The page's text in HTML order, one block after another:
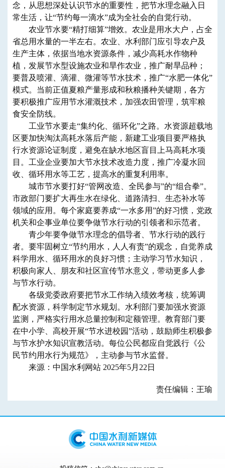
念，从思想深处认识节水的重要性，把节水理念融入日
常生活，让“节约每一滴水”成为全社会的自觉行动。
农业节水要“精打细算”增效。农业是用水大户，占全
省总用水量的一半左右。农业、水利部门应引导农户及
生产主体，依据当地水资源条件，减少高耗水作物种
植，发展节水型设施农业和旱作农业，推广耐旱品种；
要普及喷灌、滴灌、微灌等节水技术，推广“水肥一体化”
模式。当前正值夏粮产量形成和秋粮播种关键期，各方
要积极推广应用节水灌溉技术，加强农田管理，筑牢粮
食安全防线。
工业节水要走“集约化、循环化”之路。水资源超载地
区要加快淘汰高耗水落后产能，新建工业项目要严格执
行水资源论证制度，避免在缺水地区盲目上马高耗水项
目。工业企业要加大节水技术改造力度，推广冷凝水回
收、循环用水等工艺，提高水的重复利用率。
城市节水要打好“管网改造、全民参与”的“组合拳”。
市政部门要扩大再生水在绿化、道路清扫、生态补水等
领域的应用。每个家庭要养成“一水多用”的好习惯，党政
机关和企事业单位要争做节水行动的引领者和示范者。
青少年要争做节水理念的倡导者、节水行动的践行
者。要牢固树立“节约用水，人人有责”的观念，自觉养成
科学用水、循环用水的良好习惯；主动学习节水知识，
积极向家人、朋友和社区宣传节水意义，带动更多人参
与节水行动。
各级党委政府要把节水工作纳入绩效考核，统筹调
配水资源，科学制定节水规划。水利部门要加强水资源
监测，严格实行用水总量控制和定额管理。教育部门要
在中小学、高校开展“节水进校园”活动，鼓励师生积极参
与节水护水知识宣教活动。每位公民都应自觉践行《公
民节约用水行为规范》，主动参与节水监督。
来源：中国水利网站 2025年5月22日
责任编辑：王瑜